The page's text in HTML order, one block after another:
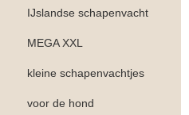
IJslandse schapenvacht
MEGA XXL
kleine schapenvachtjes
voor de hond